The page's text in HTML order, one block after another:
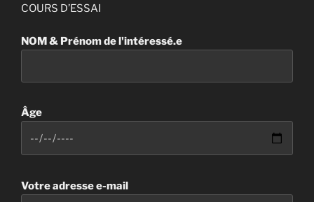
COURS D’ESSAI
NOM & Prénom de l'intéressé.e
Âge
Votre adresse e-mail